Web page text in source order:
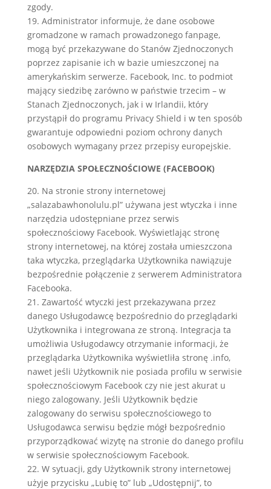
zgody.
19. Administrator informuje, że dane osobowe
gromadzone w ramach prowadzonego fanpage,
mogą być przekazywane do Stanów Zjednoczonych
poprzez zapisanie ich w bazie umieszczonej na
amerykańskim serwerze. Facebook, Inc. to podmiot
mający siedzibę zarówno w państwie trzecim – w
Stanach Zjednoczonych, jak i w Irlandii, który
przystąpił do programu Privacy Shield i w ten sposób
gwarantuje odpowiedni poziom ochrony danych
osobowych wymagany przez przepisy europejskie.
NARZĘDZIA SPOŁECZNOŚCIOWE (FACEBOOK)
20. Na stronie strony internetowej
„salazabawhonolulu.pl” używana jest wtyczka i inne
narzędzia udostępniane przez serwis
społecznościowy Facebook. Wyświetlając stronę
strony internetowej, na której została umieszczona
taka wtyczka, przeglądarka Użytkownika nawiązuje
bezpośrednie połączenie z serwerem Administratora
Facebooka.
21. Zawartość wtyczki jest przekazywana przez
danego Usługodawcę bezpośrednio do przeglądarki
Użytkownika i integrowana ze stroną. Integracja ta
umożliwia Usługodawcy otrzymanie informacji, że
przeglądarka Użytkownika wyświetliła stronę .info,
nawet jeśli Użytkownik nie posiada profilu w serwisie
społecznościowym Facebook czy nie jest akurat u
niego zalogowany. Jeśli Użytkownik będzie
zalogowany do serwisu społecznościowego to
Usługodawca serwisu będzie mógł bezpośrednio
przyporządkować wizytę na stronie do danego profilu
w serwisie społecznościowym Facebook.
22. W sytuacji, gdy Użytkownik strony internetowej
użyje przycisku „Lubię to” lub „Udostępnij”, to